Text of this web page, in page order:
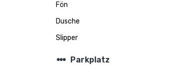
Fön
Dusche
Slipper
steppers Parkplatz